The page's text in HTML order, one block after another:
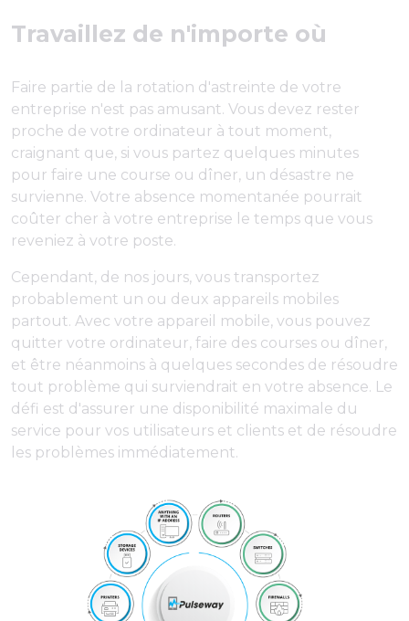
Travaillez de n'importe où
Faire partie de la rotation d'astreinte de votre
entreprise n'est pas amusant. Vous devez rester
proche de votre ordinateur à tout moment,
craignant que, si vous partez quelques minutes
pour faire une course ou dîner, un désastre ne
survienne. Votre absence momentanée pourrait
coûter cher à votre entreprise le temps que vous
reveniez à votre poste.
Cependant, de nos jours, vous transportez
probablement un ou deux appareils mobiles
partout. Avec votre appareil mobile, vous pouvez
quitter votre ordinateur, faire des courses ou dîner,
et être néanmoins à quelques secondes de résoudre
tout problème qui surviendrait en votre absence. Le
défi est d'assurer une disponibilité maximale du
service pour vos utilisateurs et clients et de résoudre
les problèmes immédiatement.